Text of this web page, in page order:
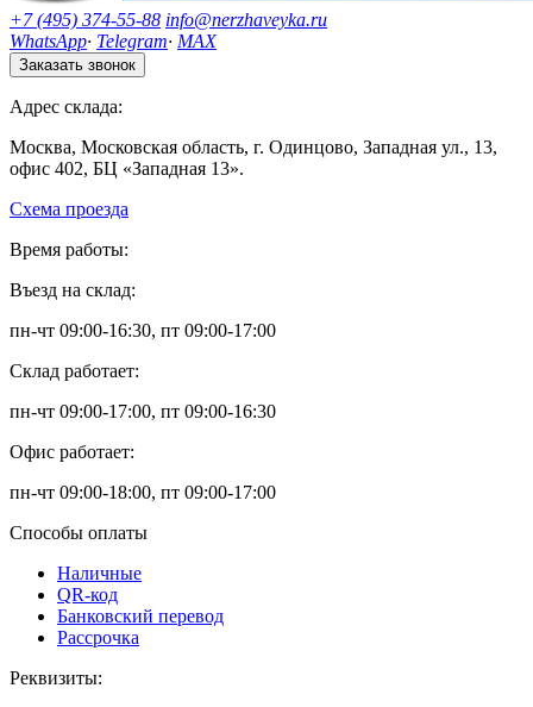
+7 (495) 374-55-88 info@nerzhaveyka.ru
WhatsApp· Telegram· MAX
Заказать звонок
Адрес склада:
Москва, Московская область, г. Одинцово, Западная ул., 13,
офис 402, БЦ «Западная 13».
Схема проезда
Время работы:
Въезд на склад:
пн-чт 09:00-16:30, пт 09:00-17:00
Склад работает:
пн-чт 09:00-17:00, пт 09:00-16:30
Офис работает:
пн-чт 09:00-18:00, пт 09:00-17:00
Способы оплаты
Наличные
QR-код
Банковский перевод
Рассрочка
Реквизиты: